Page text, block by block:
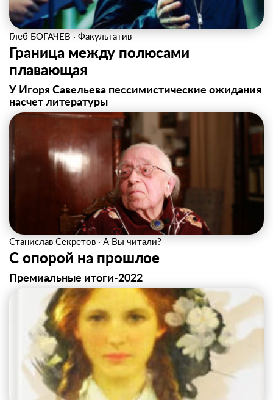
Глеб БОГАЧЕВ · Факультатив
Граница между полюсами
плавающая
У Игоря Савельева пессимистические ожидания
насчет литературы
Станислав Секретов · А Вы читали?
С опорой на прошлое
Премиальные итоги-2022